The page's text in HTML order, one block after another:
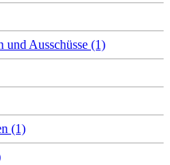
und Ausschüsse (1)
(1)